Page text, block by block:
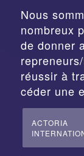
Nous
nombreux
de donner
réussir à
céder une
ACTORIA